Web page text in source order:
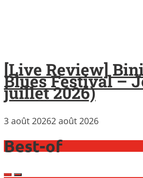
[Live Review]
Blues Festival –
juillet 2026)
3 août 20262 août 2026
Best-of